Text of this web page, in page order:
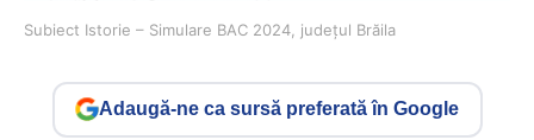
Subiect Istorie – Simulare BAC 2024, județul Brăila
Adaugă-ne ca sursă preferată în Google